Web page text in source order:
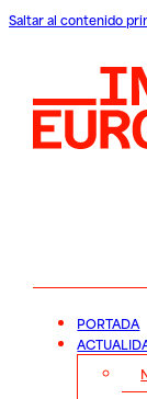
Saltar al contenido
PORTADA